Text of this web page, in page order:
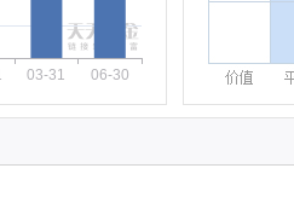
03-31 06-30